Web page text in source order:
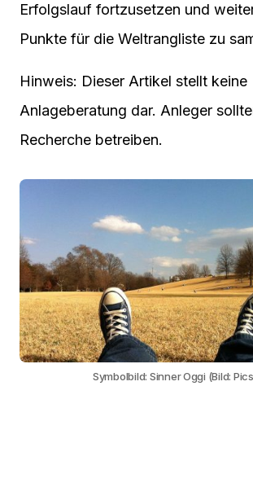
Erfolgslauf fortzusetzen und
Punkte für die Weltrangliste zu
Hinweis: Dieser Artikel stellt keine
Anlageberatung dar. Anleger
Recherche betreiben.
Symbolbild: Sinner Oggi (Bild: